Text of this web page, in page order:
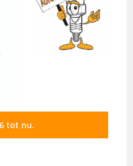
tot nu.